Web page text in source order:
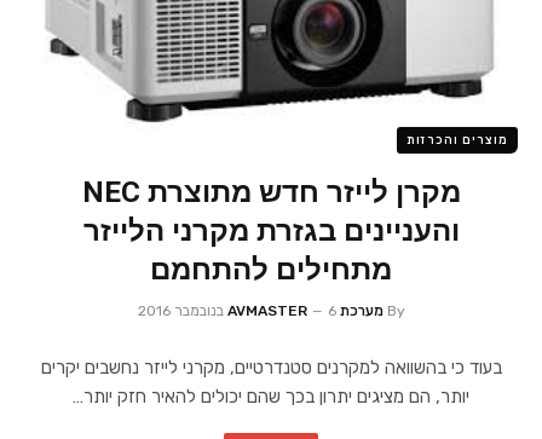
מוצרים והכרזות
מקרן לייזר חדש מתוצרת NEC
והעניינים בגזרת מקרני הלייזר
מתחילים להתחמם
By מערכת AVMASTER6 בנובמבר 2016
בעוד כי בהשוואה למקרנים סטנדרטיים, מקרני לייזר נחשבים יקרים
יותר, הם מציגים יתרון בכך שהם יכולים להאיר חזק יותר…